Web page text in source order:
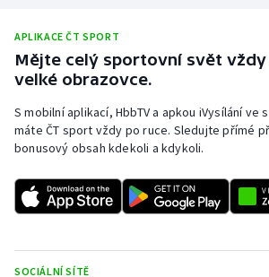
Ostatní
APLIKACE ČT SPORT
Mějte celý sportovní svět vždy
velké obrazovce.
S mobilní aplikací, HbbTV a apkou iVysílání
máte ČT sport vždy po ruce. Sledujte přímé
bonusový obsah kdekoli a kdykoli.
SOCIÁLNÍ SÍTĚ